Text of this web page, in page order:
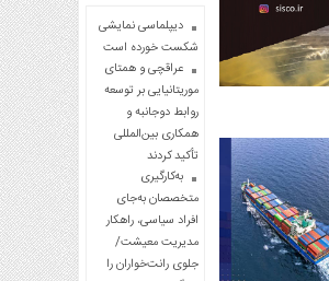
دیپلماسی نمایشی
شکست خورده است
عراقچی و همتای
موریتانیایی بر توسعه
روابط دوجانبه و
همکاری بین‌المللی
تأکید کردند
به‌کارگیری
متخصصان به‌جای
افراد سیاسی، راهکار
مدیریت معیشت/
جلوی رانت‌خواران را